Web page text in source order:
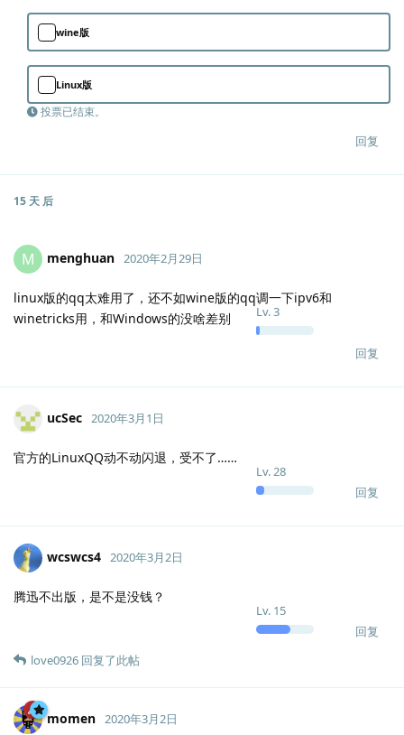
wine版
Linux版
投票已结束。
回复
15 天 后
M menghuan
Lv.3
2020年2月29日
linux版的qq太难用了，还不如wine版的qq调一下ipv6和
winetricks用，和Windows的没啥差别
回复
ucSec
Lv.28
2020年3月1日
官方的LinuxQQ动不动闪退，受不了……
回复
wcswcs4
Lv. 15
2020年3月2日
腾迅不出版，是不是没钱？
回复
love0926 回复了此帖
momen 2020年3月2日